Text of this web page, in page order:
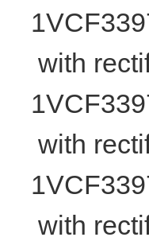
with
with
with